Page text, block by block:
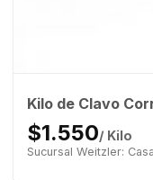
Kilo de Clavo
$1.550/ Kilo
Sucursal Weitzler: